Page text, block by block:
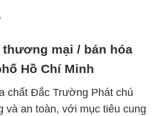
mại / bán hóa
Hồ Chí Minh
chất Đắc Trường Phát chú
và an toàn, với mục tiêu cung